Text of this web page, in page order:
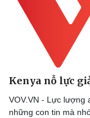
Kenya nỗ lực
VOV.VN - Lực lượng
những con tin mà